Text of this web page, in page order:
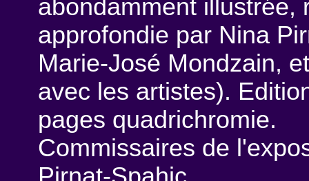
abondamment illustrée,
approfondie par Nina
Marie-José Mondzain,
avec les artistes).
pages quadrichromie.
Commissaires de